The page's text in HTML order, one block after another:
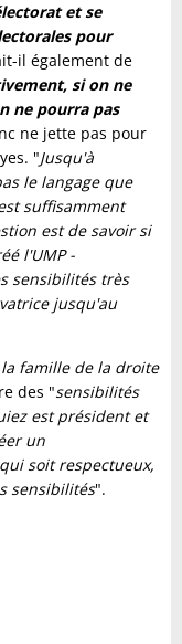
et se
pour
il également de
si on ne
ne pourra pas
ne jette pas pour
"Jusqu'à
le langage que
suffisamment
est de savoir si
l'UMP -
sensibilités très
jusqu'au
famille de la droite
des "sensibilités
est président et
un
soit respectueux,
sensibilités".